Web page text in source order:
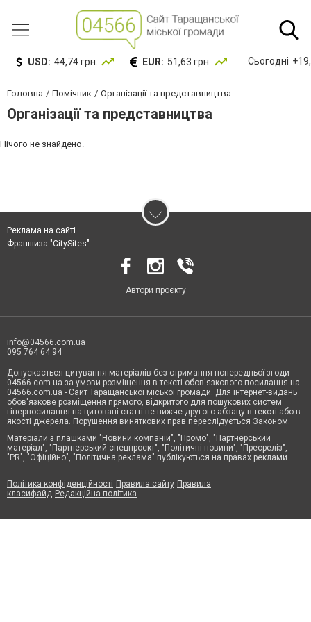
USD: 44,74 грн. EUR: 51,63 грн. Сьогодні
Головна Помічник Організації та представництва
Організації та представництва
Нічого не знайдено.
Реклама на сайті
Франшиза "CitySites"
Автори проєкту
info@04566.com.ua
095 764 64 94
Допускається цитування матеріалів без отримання попередньої згоди
04566.com.ua за умови розміщення в тексті обов'язкового посилання на
04566.com.ua - Cайт Таращанської міської громади. Для інтернет-видань
обов'язкове розміщення прямого, відкритого для пошукових систем
гіперпосилання на цитовані статті не нижче другого абзацу в тексті або в
якості джерела. Порушення виняткових прав переслідується Законом.
Матеріали з плашками "Новини компаній", "Промо", "Партнерський
матеріал", "Партнерський спецпроєкт", "Політичні новини", "Пресреліз",
"PR", "Офіційно", "Політична реклама" публікуються на правах реклами.
Політика конфіденційності Правила сайту Правила
класифайд Редакційна політика